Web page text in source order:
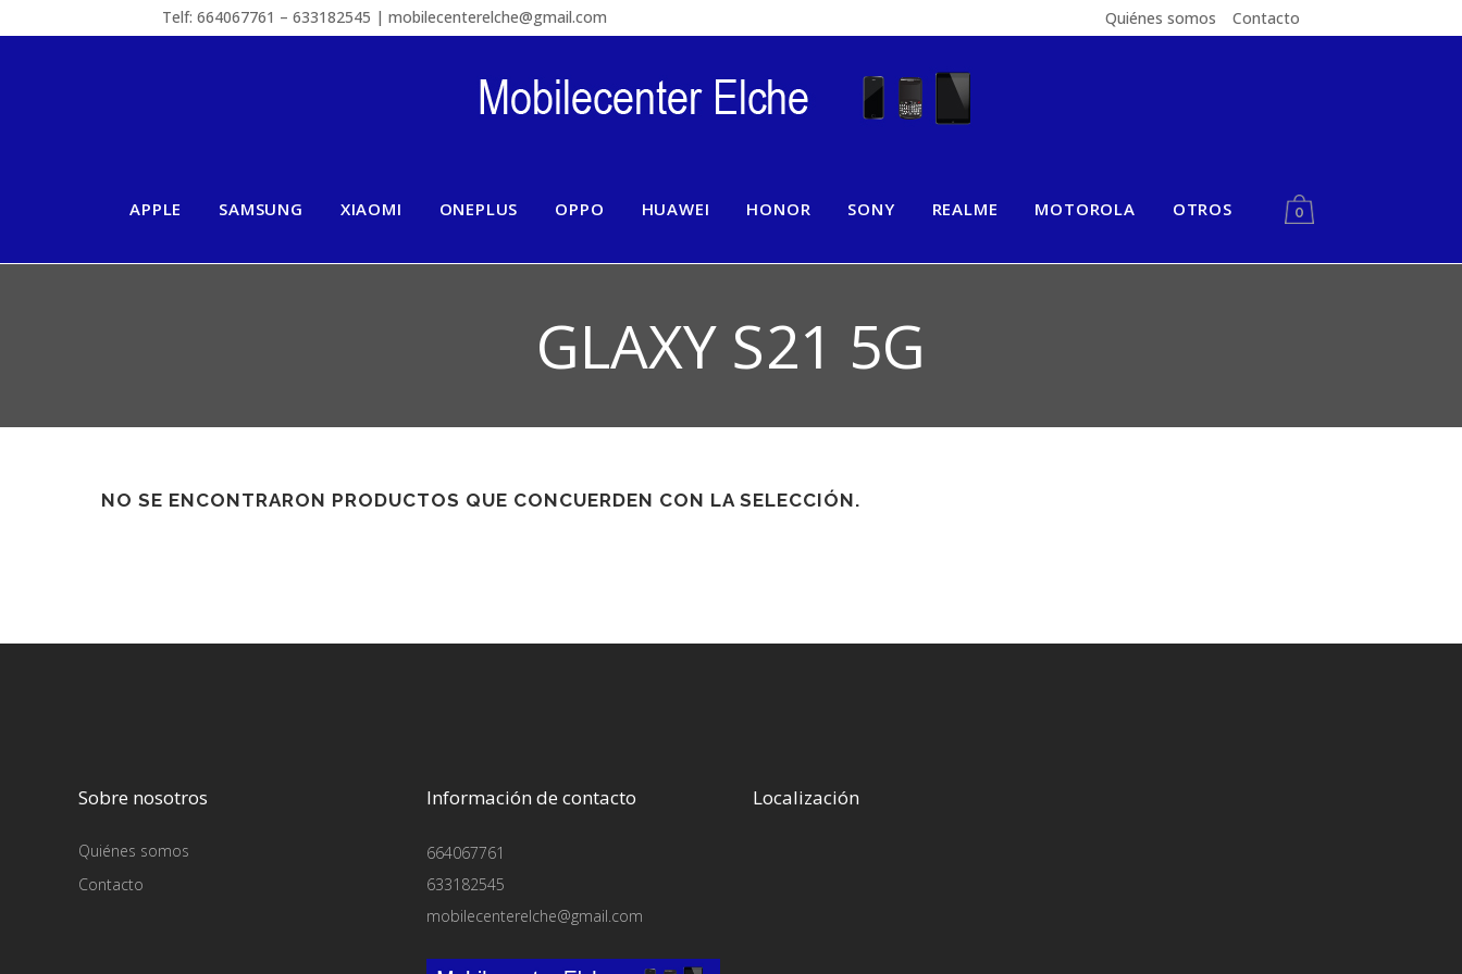
Telf: 664067761 – 633182545 | mobilecenterelche@gmail.com Quiénes somos Contacto
APPLE SAMSUNG XIAOMI ONEPLUS OPPO HUAWEI HONOR SONY REALME MOTOROLA OTROS 0
GLAXY S21 5G
NO SE ENCONTRARON PRODUCTOS QUE CONCUERDEN CON LA SELECCIÓN.
Sobre nosotros
Quiénes somos
Contacto
Información de contacto
664067761
633182545
mobilecenterelche@gmail.com
Localización